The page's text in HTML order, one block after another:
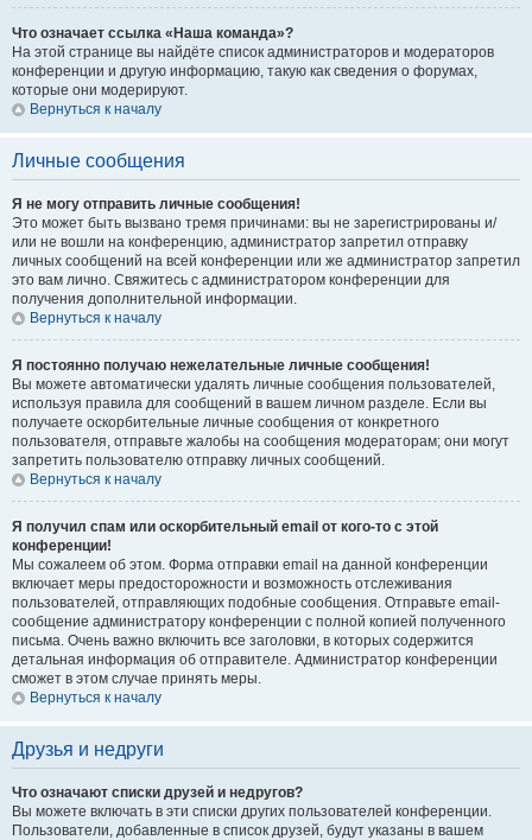
Что означает ссылка «Наша команда»?
На этой странице вы найдёте список администраторов и модераторов
конференции и другую информацию, такую как сведения о форумах,
которые они модерируют.
Вернуться к началу
Личные сообщения
Я не могу отправить личные сообщения!
Это может быть вызвано тремя причинами: вы не зарегистрированы и/
или не вошли на конференцию, администратор запретил отправку
личных сообщений на всей конференции или же администратор запретил
это вам лично. Свяжитесь с администратором конференции для
получения дополнительной информации.
Вернуться к началу
Я постоянно получаю нежелательные личные сообщения!
Вы можете автоматически удалять личные сообщения пользователей,
используя правила для сообщений в вашем личном разделе. Если вы
получаете оскорбительные личные сообщения от конкретного
пользователя, отправьте жалобы на сообщения модераторам; они могут
запретить пользователю отправку личных сообщений.
Вернуться к началу
Я получил спам или оскорбительный email от кого-то с этой
конференции!
Мы сожалеем об этом. Форма отправки email на данной конференции
включает меры предосторожности и возможность отслеживания
пользователей, отправляющих подобные сообщения. Отправьте email-
сообщение администратору конференции с полной копией полученного
письма. Очень важно включить все заголовки, в которых содержится
детальная информация об отправителе. Администратор конференции
сможет в этом случае принять меры.
Вернуться к началу
Друзья и недруги
Что означают списки друзей и недругов?
Вы можете включать в эти списки других пользователей конференции.
Пользователи, добавленные в список друзей, будут указаны в вашем